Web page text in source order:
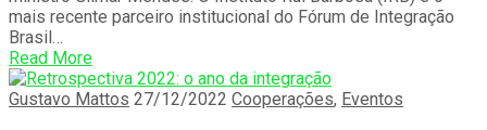
mais recente parceiro institucional do Fórum de Integração
Brasil…
Read More
Gustavo Mattos 27/12/2022 Cooperações, Eventos